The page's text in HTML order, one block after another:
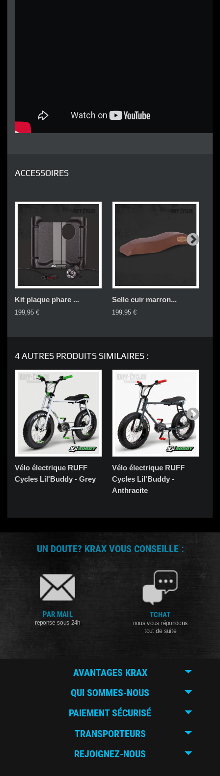
ACCESSOIRES
Kit plaque phare ...
199,95 €
Selle cuir marron...
199,95 €
4 AUTRES PRODUITS SIMILAIRES :
Vélo électrique RUFF
Cycles Lil'Buddy - Grey
Vélo électrique RUFF
Cycles Lil'Buddy -
Anthracite
UN DOUTE? KRAX VOUS CONSEILLE :
PAR MAIL
reponse sous 24h
TCHAT
nous vous répondons
tout de suite
AVANTAGES KRAX
QUI SOMMES-NOUS
PAIEMENT SÉCURISÉ
TRANSPORTEURS
REJOIGNEZ-NOUS